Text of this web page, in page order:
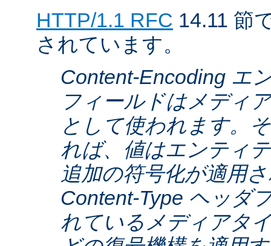
HTTP/1.1 RFC 14.11 節
されています。
Content-Encoding エ
フィールドはメディ
として使われます。
れば、値はエンティ
追加の符号化が適用
Content-Type ヘッダ
れているメディアタ